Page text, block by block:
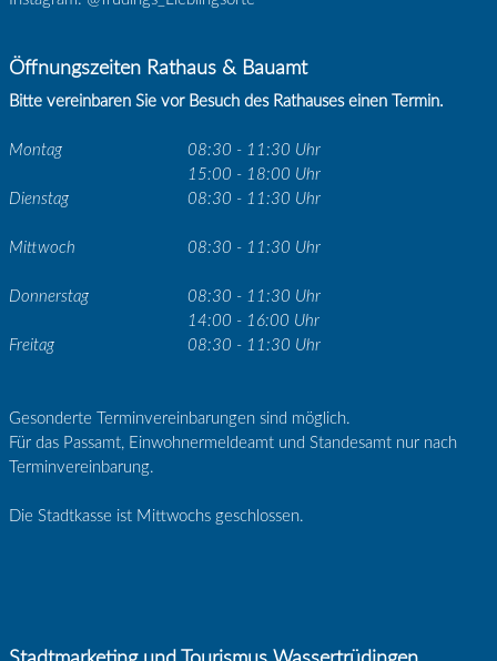
Öffnungszeiten Rathaus & Bauamt
Bitte vereinbaren Sie vor Besuch des Rathauses einen Termin.
Montag
08:30 - 11:30 Uhr
15:00 - 18:00 Uhr
Dienstag
08:30 - 11:30 Uhr
Mittwoch 08:30 - 11:30 Uhr
Donnerstag
08:30 - 11:30 Uhr
14:00 - 16:00 Uhr
Freitag
08:30 - 11:30 Uhr
Gesonderte Terminvereinbarungen sind möglich.
Für das Passamt, Einwohnermeldeamt und Standesamt nur nach
Terminvereinbarung.
Die Stadtkasse ist Mittwochs geschlossen.